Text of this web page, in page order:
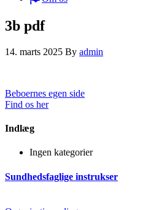
3b pdf
14. marts 2025 By admin
Beboernes egen side
Find os her
Indlæg
Ingen kategorier
Sundhedsfaglige instrukser